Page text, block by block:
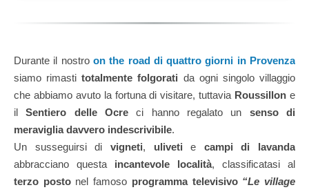
Durante il nostro on the road di quattro giorni in Provenza
siamo rimastitotalmente folgorati da ogni singolo villaggio
che abbiamo avuto la fortuna di visitare, tuttavia Roussillon e
ilSentiero delle Ocre ci hanno regalato un senso di
meraviglia davvero indescrivibile.
Un susseguirsi di vigneti, uliveti e campi di lavanda
abbracciano questa incantevole località, classificatasi al
terzo postonel famoso programma televisivo “Le village